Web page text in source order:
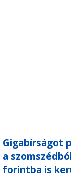
Gigabírságot
a
forintba is